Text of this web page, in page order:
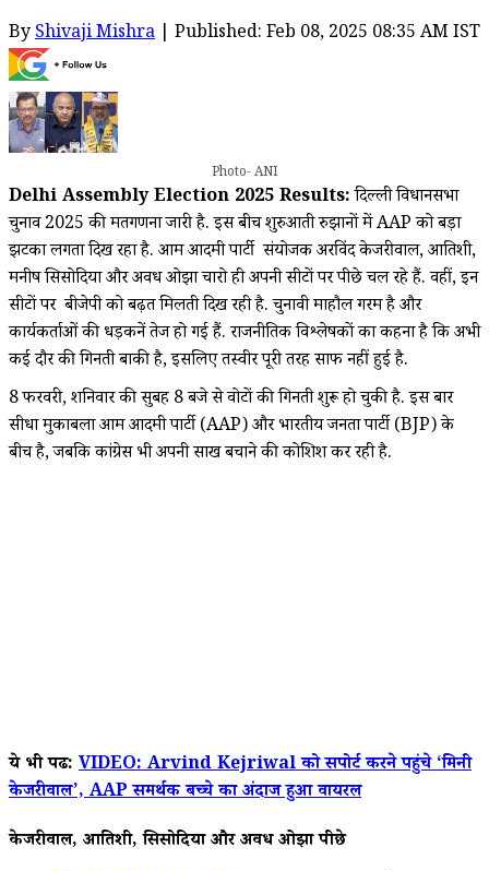
ByShivaji Mishra | Published: Feb 08, 2025 08:35 AM IST
Photo- ANI
Delhi Assembly Election 2025 Results:दिल्ली विधानसभा
चुनाव 2025 की मतगणना जारी है. इस बीच शुरुआती रुझानों में AAP को बड़ा
झटका लगता दिख रहा है. आम आदमी पार्टी संयोजक अरविंद केजरीवाल, आतिशी,
मनीष सिसोदिया और अवध ओझा चारो ही अपनी सीटों पर पीछे चल रहे हैं. वहीं, इन
सीटों पर बीजेपी को बढ़त मिलती दिख रही है. चुनावी माहौल गरम है और
कार्यकर्ताओं की धड़कनें तेज हो गई हैं. राजनीतिक विश्लेषकों का कहना है कि अभी
कई दौर की गिनती बाकी है, इसलिए तस्वीर पूरी तरह साफ नहीं हुई है.
8 फरवरी, शनिवार की सुबह 8 बजे से वोटों की गिनती शुरू हो चुकी है. इस बार
सीधा मुकाबला आम आदमी पार्टी (AAP) और भारतीय जनता पार्टी (BJP) के
बीच है, जबकि कांग्रेस भी अपनी साख बचाने की कोशिश कर रही है.
ये भी पढें: VIDEO: Arvind Kejriwal को सपोर्ट करने पहुंचे ‘मिनी
केजरीवाल’, AAP समर्थक बच्चे का अंदाज हुआ वायरल
केजरीवाल, आतिशी, सिसोदिया और अवध ओझा पीछे